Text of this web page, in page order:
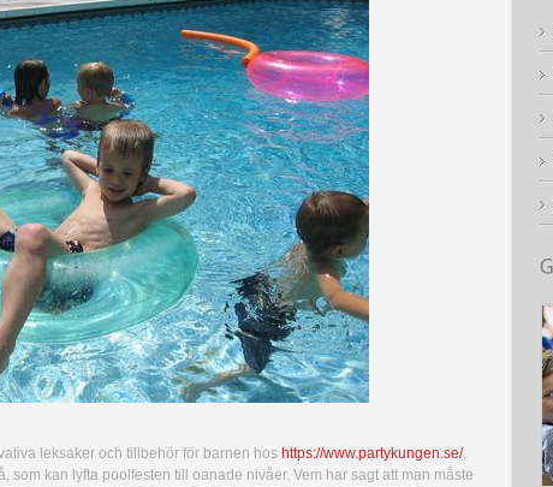
leksaker och tillbehör för barnen hos https://www.partykungen.se/,
som kan lyfta poolfesten till oanade nivåer. Vem har sagt att man måste